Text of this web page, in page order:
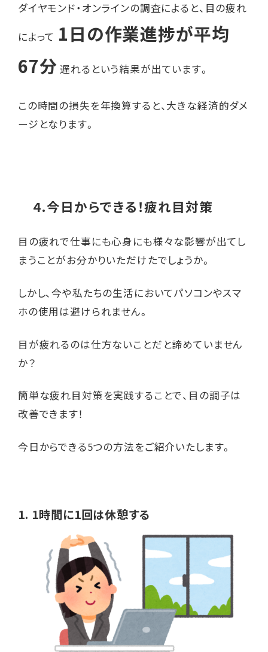
ダイヤモンド・オンラインの調査によると、目の疲れ
によって 1日の作業進捗が平均
67分 遅れるという結果が出ています。
この時間の損失を年換算すると、大きな経済的ダメ
ージとなります。
4.今日からできる！疲れ目対策
目の疲れで仕事にも心身にも様々な影響が出てし
まうことがお分かりいただけたでしょうか。
しかし、今や私たちの生活においてパソコンやスマ
ホの使用は避けられません。
目が疲れるのは仕方ないことだと諦めていません
か？
簡単な疲れ目対策を実践することで、目の調子は
改善できます！
今日からできる5つの方法をご紹介いたします。
1. 1時間に1回は休憩する